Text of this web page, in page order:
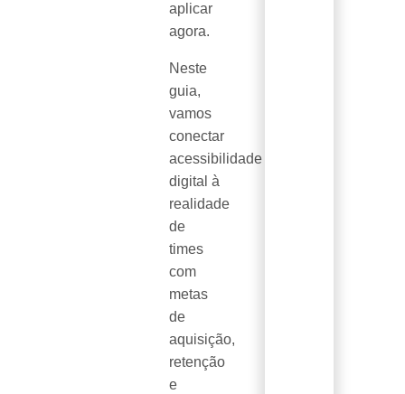
aplicar
agora.
Neste
guia,
vamos
conectar
acessibilidade
digital à
realidade
de
times
com
metas
de
aquisição,
retenção
e